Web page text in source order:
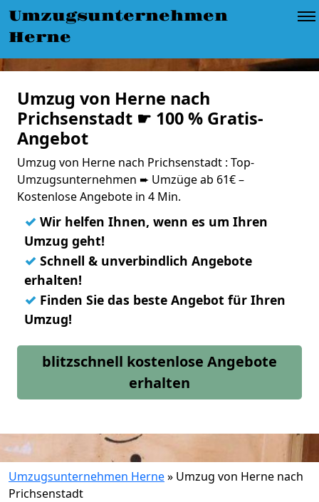
Umzugsunternehmen
Herne
Umzug von Herne nach
Prichsenstadt ☛ 100 % Gratis-
Angebot
Umzug von Herne nach Prichsenstadt : Top-
Umzugsunternehmen ➨ Umzüge ab 61€ –
Kostenlose Angebote in 4 Min.
✓ Wir helfen Ihnen, wenn es um Ihren
Umzug geht!
✓ Schnell & unverbindlich Angebote
erhalten!
✓ Finden Sie das beste Angebot für Ihren
Umzug!
blitzschnell kostenlose Angebote
erhalten
Umzugsunternehmen Herne» Umzug von Herne nach
Prichsenstadt